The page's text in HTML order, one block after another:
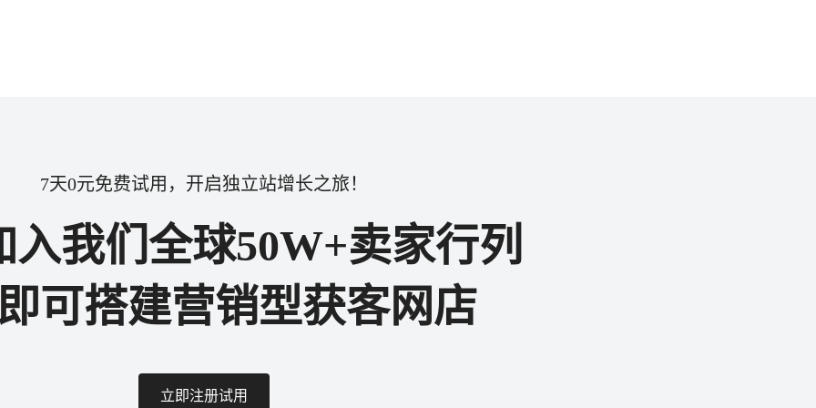
7天0元免费试用，开启独立站增长之旅！
入我们全球50W+卖家行列
可搭建营销型获客网店
立即注册试用